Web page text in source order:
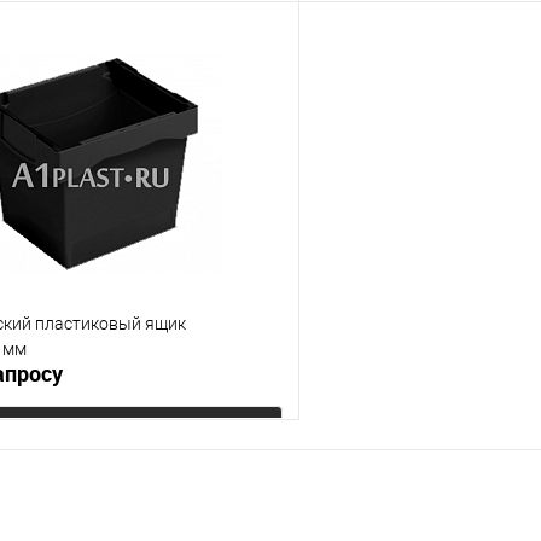
К сравнению
Под заказ
пластиковый ящик
мм